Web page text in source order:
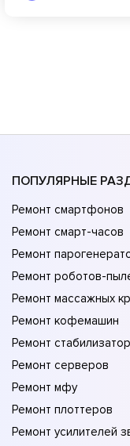
ПОПУЛЯРНЫЕ
Ремонт смартфонов
Ремонт смарт-часов
Ремонт
Ремонт роботов-
Ремонт массажных
Ремонт кофемашин
Ремонт
Ремонт серверов
Ремонт мфу
Ремонт плоттеров
Ремонт усилителей